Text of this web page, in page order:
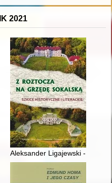
2021
a Ziemią = Mariavitism :
Aleksander Ligajewski -